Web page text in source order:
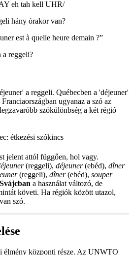
eh tah kell UHR/
hány órakor van?
est à quelle heure demain ?”
a reggeli?
a reggeli. Québecben a 'déjeuner'
ugyanaz a szó az
szókülönbség a két régió
étkezési szókincs
jelent attól függően, hol vagy.
(reggeli), déjeuner(ebéd), dîner
(reggeli), dîner(ebéd), souper
a használat változó, de
követi. Ha régiók között utazol,
szó.
élmény központi része. Az UNWTO